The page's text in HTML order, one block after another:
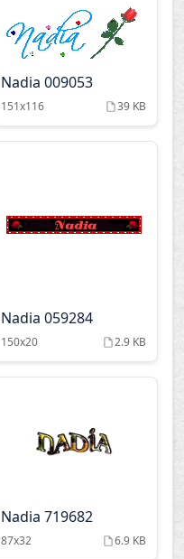
Nadia 009053
151x116 39 KB
Nadia 059284
150x20 2.9 KB
Nadia 719682
87x32 6.9 KB